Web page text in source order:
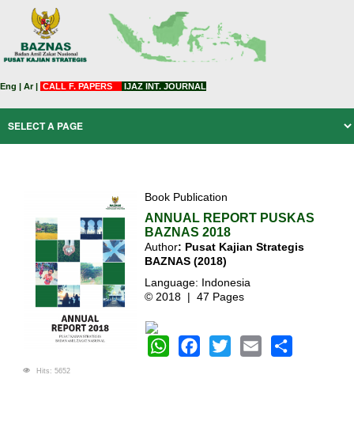
Eng | Ar| CALL F. PAPERS IJAZ INT. JOURNAL
Book Publication
ANNUAL REPORT PUSKAS
BAZNAS 2018
Author: Pusat Kajian Strategis
BAZNAS (2018)
Language: Indonesia
© 2018 | 47 Pages
Hits: 5652